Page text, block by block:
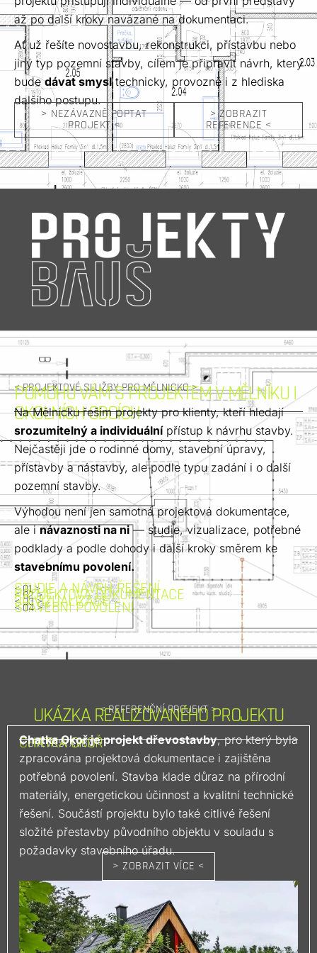
až po další kroky navázané na dokumentaci.
Ať už řešíte novostavbu, rekonstrukci, přístavbu nebo
jiný typ pozemní stavby, cílem je připravit návrh, který
budedávat smysltechnicky, provozně i z hlediska
dalšího postupu.
> NEZÁVAZNĚ POPTAT
PROJEKT <
> ZOBRAZIT
REFERENCE <
< PROJEKTOVÉ SLUŽBY PRO MĚLNICKO >
POMOHU VÁM S PROJEKTEM V MĚLNÍKU I
OKOLNÍCH OBCÍCH
Na Mělnicku řeším projekty pro klienty, kteří hledají
srozumitelný a individuálnípřístup k návrhu stavby.
Nejčastěji jde o rodinné domy, stavební úpravy,
přístavby a nástavby, ale podle typu zadání i o další
pozemní stavby.
Výhodou není jen samotná projektová dokumentace,
ale inávaznosti na ni— studie, vizualizace, potřebné
podklady a podle dohody i další kroky směrem ke
stavebnímu povolení.
< 01 >
STUDIE A NÁVRH ŘEŠENÍ
< 02 >
PROJEKTOVÁ DOKUMENTACE
< 03 >
3D VIZUALIZACE
< 04 >
STAVEBNÍ POVOLENÍ
< REFERENČNÍ PROJEKT >
UKÁZKA REALIZOVANÉHO PROJEKTU
< DŘEVOSTAVBA >
CHATKA OKOŘ
Chatka Okoř je projekt dřevostavby, pro který byla
zpracována projektová dokumentace i zajištěna
potřebná povolení. Stavba klade důraz na přírodní
materiály, energetickou účinnost a kvalitní technické
řešení. Součástí projektu bylo také citlivé řešení
složité přestavby původního objektu v souladu s
požadavky stavebního úřadu.
> ZOBRAZIT VÍCE <